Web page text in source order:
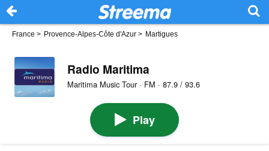
France > Provence-Alpes-Côte d'Azur > Martigues
Radio Maritima
Maritima Music Tour · FM · 87.9 / 93.6
Play